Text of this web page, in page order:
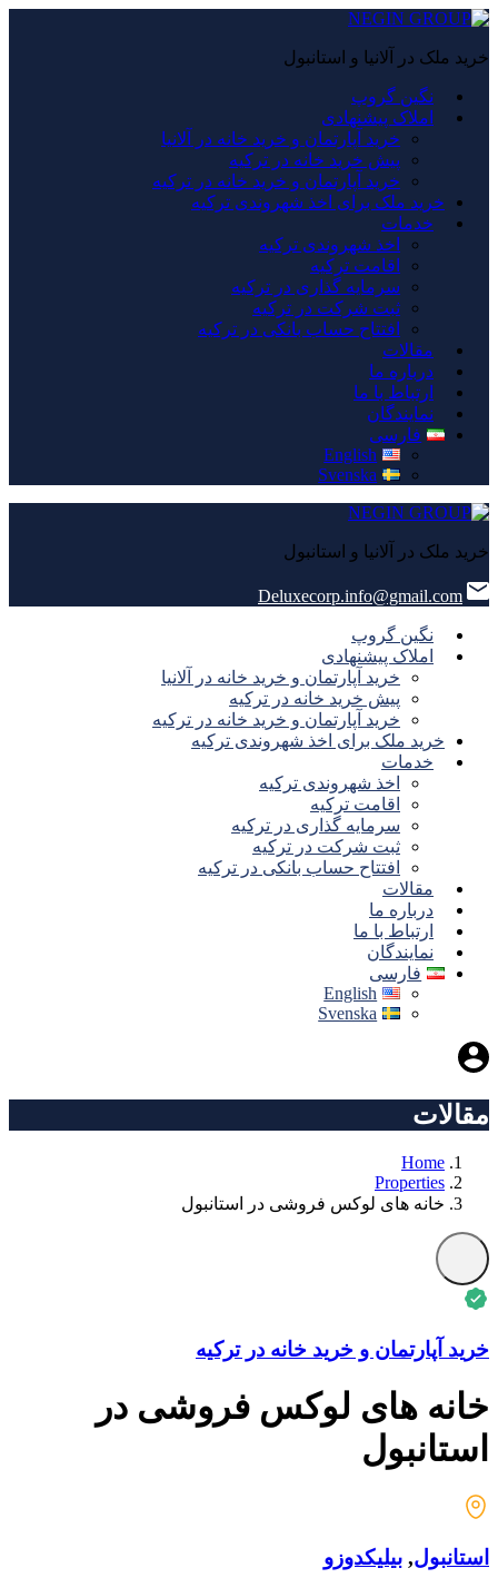
خرید ملک در آلانیا و استانبول
نگین گروپ
املاک پیشنهادی
خرید آپارتمان و خرید خانه در آلانیا
پیش خرید خانه در ترکیه
خرید آپارتمان و خرید خانه در ترکیه
خرید ملک برای اخذ شهروندی ترکیه
خدمات
اخذ شهروندی ترکیه
اقامت ترکیه
سرمایه گذاری در ترکیه
ثبت شرکت در ترکیه
افتتاح حساب بانکی در ترکیه
مقالات
درباره ما
ارتباط با ما
نمایندگان
فارسی
English
Svenska
خرید ملک در آلانیا و استانبول
Deluxecorp.info@gmail.com
نگین گروپ
املاک پیشنهادی
خرید آپارتمان و خرید خانه در آلانیا
پیش خرید خانه در ترکیه
خرید آپارتمان و خرید خانه در ترکیه
خرید ملک برای اخذ شهروندی ترکیه
خدمات
اخذ شهروندی ترکیه
اقامت ترکیه
سرمایه گذاری در ترکیه
ثبت شرکت در ترکیه
افتتاح حساب بانکی در ترکیه
مقالات
درباره ما
ارتباط با ما
نمایندگان
فارسی
English
Svenska
مقالات
Home
Properties
خانه های لوکس فروشی در استانبول
خرید آپارتمان و خرید خانه در ترکیه
خانه های لوکس فروشی در
استانبول
استانبول, بیلیکدوزو